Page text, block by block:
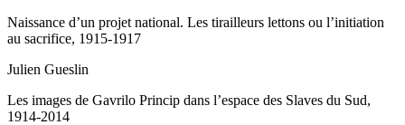
Naissance d’un projet national. Les tirailleurs lettons ou l’initiation
au sacrifice, 1915-1917
Julien Gueslin
Les images de Gavrilo Princip dans l’espace des Slaves du Sud,
1914-2014